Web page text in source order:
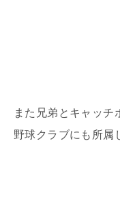
また兄弟とキャッチ
野球クラブにも所属